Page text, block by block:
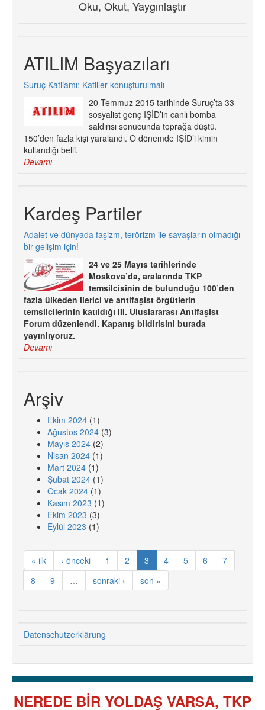
Oku, Okut, Yaygınlaştır
ATILIM Başyazıları
Suruç Katliamı: Katiller konuşturulmalı
20 Temmuz 2015 tarihinde Suruç’ta 33
sosyalist genç IŞİD’in canlı bomba
saldırısı sonucunda toprağa düştü.
150’den fazla kişi yaralandı. O dönemde IŞİD’i kimin
kullandığı belli.
Devamı
Kardeş Partiler
Adalet ve dünyada faşizm, terörizm ile savaşların olmadığı
bir gelişim için!
24 ve 25 Mayıs tarihlerinde
Moskova’da, aralarında TKP
temsilcisinin de bulunduğu 100’den
fazla ülkeden ilerici ve antifaşist örgütlerin
temsilcilerinin katıldığı III. Uluslararası Antifaşist
Forum düzenlendi. Kapanış bildirisini burada
yayınlıyoruz.
Devamı
Arşiv
Ekim 2024 (1)
Ağustos 2024 (3)
Mayıs 2024 (2)
Nisan 2024 (1)
Mart 2024 (1)
Şubat 2024 (1)
Ocak 2024 (1)
Kasım 2023 (1)
Ekim 2023 (3)
Eylül 2023 (1)
« ilk ‹ önceki 1 2 3 4 5 6
7
8
9 … sonraki › son »
Datenschutzerklärung
NEREDE BİR YOLDAŞ VARSA, TKP